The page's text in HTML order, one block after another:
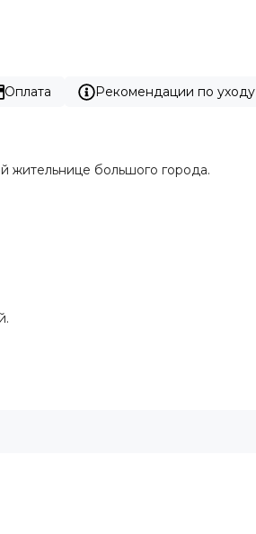
Оплата Рекомендации по уходу
жительнице большого города.